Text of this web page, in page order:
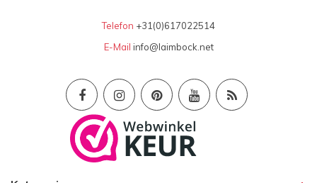
Telefon +31(0)617022514
E-Mail info@laimbock.net